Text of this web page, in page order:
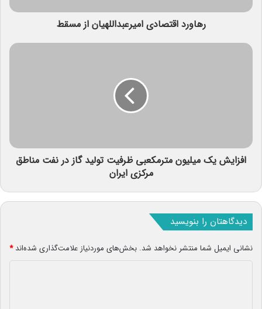
رهاورد اقتصادی امیرعبداللهیان از مسقط
افزایش یک میلیون مترمکعبی ظرفیت تولید گاز در نفت مناطق
مرکزی ایران
دیدگاهتان را بنویسید
نشانی ایمیل شما منتشر نخواهد شد. بخش‌های موردنیاز علامت‌گذاری شده‌اند*